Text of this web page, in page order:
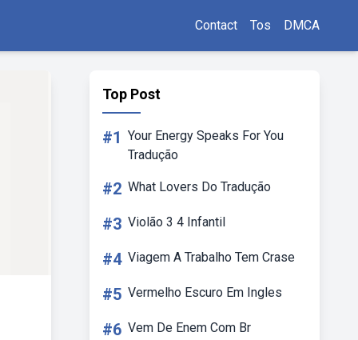
Contact Tos DMCA
Top Post
#1 Your Energy Speaks For You
Tradução
#2 What Lovers Do Tradução
#3 Violão 3 4 Infantil
#4 Viagem A Trabalho Tem Crase
#5 Vermelho Escuro Em Ingles
#6 Vem De Enem Com Br